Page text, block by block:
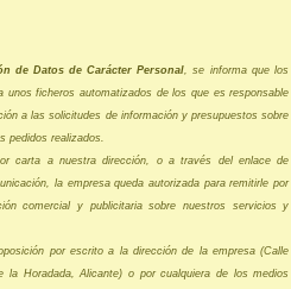
de Datos de Carácter Personal, se informa que los
unos ficheros automatizados de los que es responsable
a las solicitudes de información y presupuestos sobre
pedidos realizados.
carta a nuestra dirección, o a través del enlace de
la empresa queda autorizada para remitirle por
comercial y publicitaria sobre nuestros servicios y
por escrito a la dirección de la empresa (Calle
Horadada, Alicante) o por cualquiera de los medios